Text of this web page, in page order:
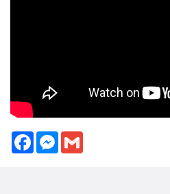
FacebookMessenger